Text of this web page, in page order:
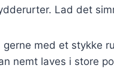
Lad det
gerne med et stykke
nemt laves i store